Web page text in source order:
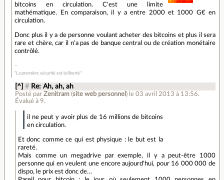
bitcoins en circulation. C'est une limite
mathématique. En comparaison, il y a entre 2000 et 1000 G€ en
circulation.
Donc plus il y a de personne voulant acheter des bitcoins et plus il sera
rare et chère, car il n'a pas de banque central ou de création monétaire
contrôlé.
"La première sécurité est la liberté"
[^] # Re: Ah, ah, ah
Posté par Zenitram(site web personnel ) le 03 avril 2013 à 13:56.
Évalué à 9.
il ne peut y avoir plus de 16 millions de bitcoins
en circulation.
Et donc comme ce qui est physique : le but est la
rareté.
Mais comme un megadrive par exemple, il y a peut-être 1000
personne qui en veulent une encore aujourd'hui, pour 16 000 000 de
dispo, le prix est donc de…